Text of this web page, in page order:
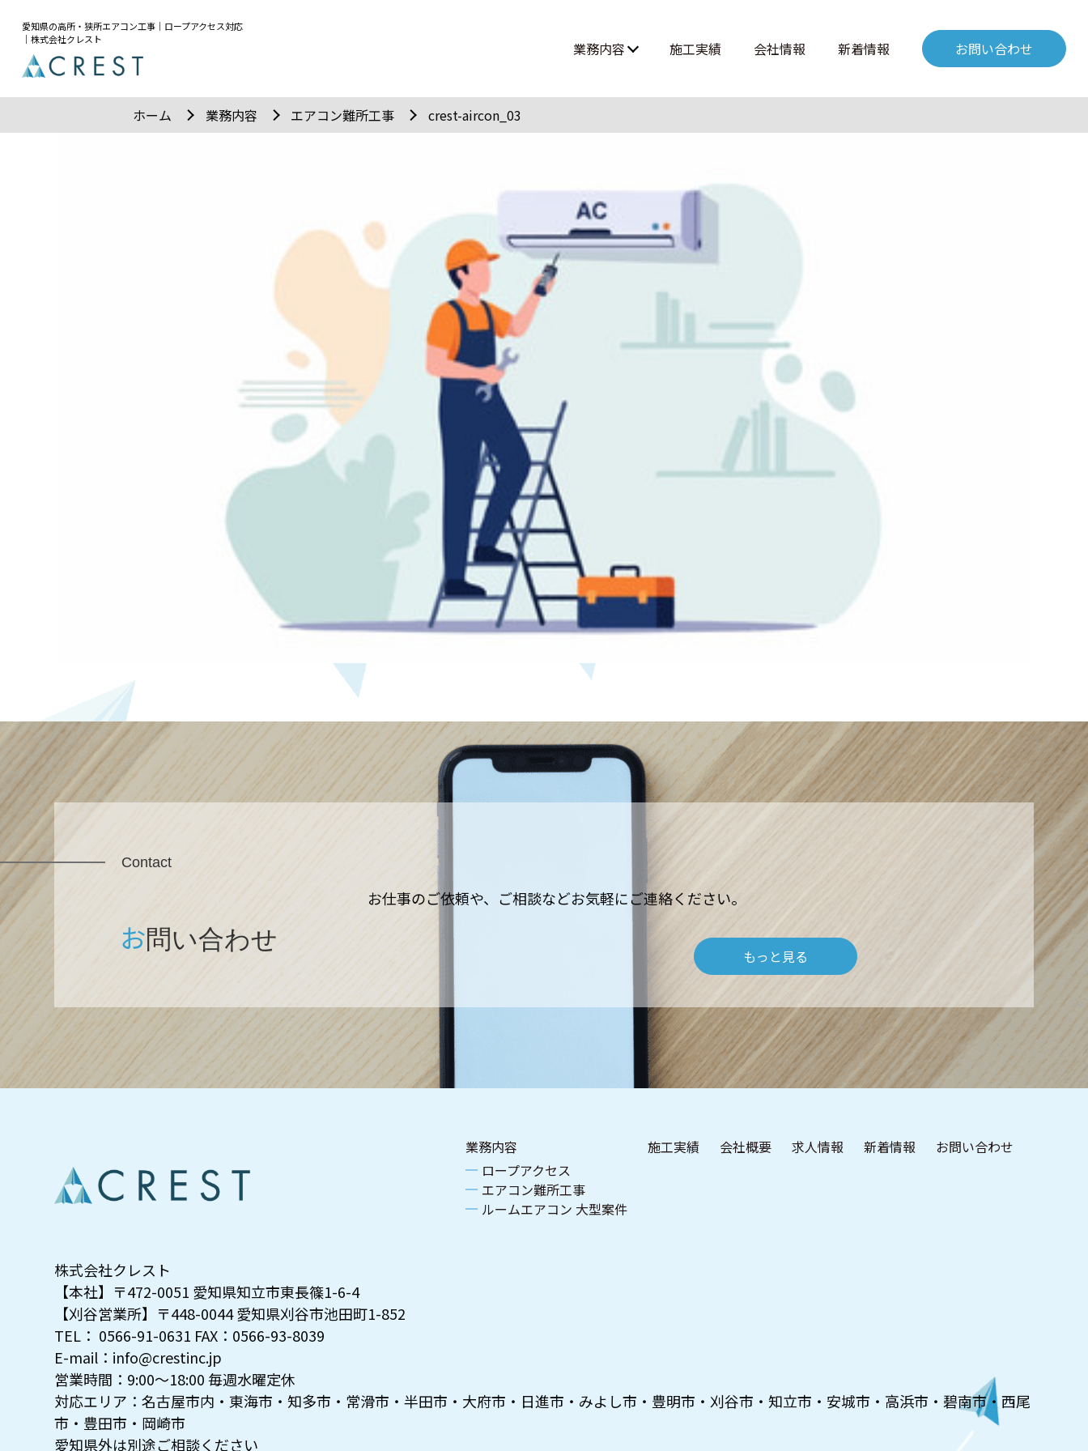
愛知県の高所・狭所エアコン工事｜ロープアクセス対応
｜株式会社クレスト
業務内容
高所作業・ロープアクセス
ルームエアコン取付 大型案件
施工実績 会社情報 新着情報 お問い合わせ
ホーム 業務内容 エアコン難所工事 crest-aircon_03
Contact
お問い合わせ
お仕事のご依頼や、ご相談などお気軽にご連絡ください。
もっと見る
業務内容
ロープアクセス
エアコン難所工事
ルームエアコン 大型案件
施工実績 会社概要 求人情報 新着情報 お問い合わせ
株式会社クレスト
【本社】〒472-0051 愛知県知立市東長篠1-6-4
【刈谷営業所】〒448-0044 愛知県刈谷市池田町1-852
TEL： 0566-91-0631 FAX：0566-93-8039
E-mail：info@crestinc.jp
営業時間：9:00～18:00 毎週水曜定休
対応エリア：名古屋市内・東海市・知多市・常滑市・半田市・大府市・日進市・みよし市・豊明市・刈谷市・知立市・安城市・高浜市・碧南市・西尾
市・豊田市・岡崎市
愛知県外は別途ご相談ください